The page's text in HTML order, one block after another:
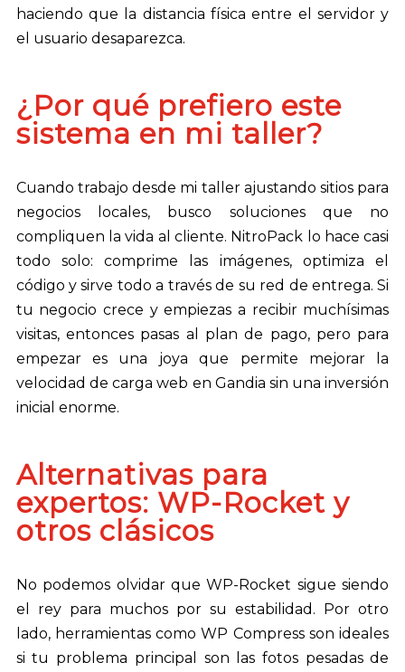
haciendo que la distancia física entre el servidor y
el usuario desaparezca.
¿Por qué prefiero este
sistema en mi taller?
Cuando trabajo desde mi taller ajustando sitios para
negocios locales, busco soluciones que no
compliquen la vida al cliente. NitroPack lo hace casi
todo solo: comprime las imágenes, optimiza el
código y sirve todo a través de su red de entrega. Si
tu negocio crece y empiezas a recibir muchísimas
visitas, entonces pasas al plan de pago, pero para
empezar es una joya que permite mejorar la
velocidad de carga web en Gandia sin una inversión
inicial enorme.
Alternativas para
expertos: WP-Rocket y
otros clásicos
No podemos olvidar que WP-Rocket sigue siendo
el rey para muchos por su estabilidad. Por otro
lado, herramientas como WP Compress son ideales
si tu problema principal son las fotos pesadas de